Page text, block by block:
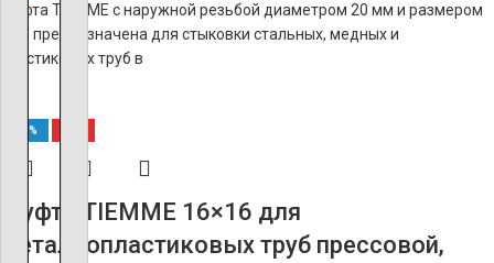
Муфта TIEMME с наружной резьбой диаметром 20 мм и размером
3/4″ предназначена для стыковки стальных, медных и
пластиковых труб в
-60%
Муфта TIEMME 16×16 для
металлопластиковых труб прессовой,